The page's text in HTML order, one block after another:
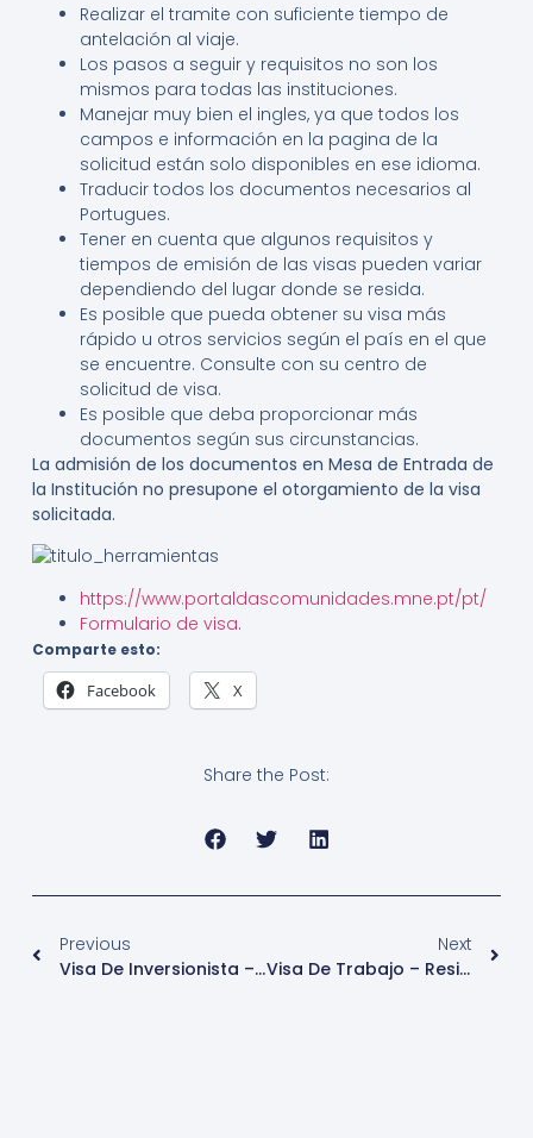
Realizar el tramite con suficiente tiempo de
antelación al viaje.
Los pasos a seguir y requisitos no son los
mismos para todas las instituciones.
Manejar muy bien el ingles, ya que todos los
campos e información en la pagina de la
solicitud están solo disponibles en ese idioma.
Traducir todos los documentos necesarios al
Portugues.
Tener en cuenta que algunos requisitos y
tiempos de emisión de las visas pueden variar
dependiendo del lugar donde se resida.
Es posible que pueda obtener su visa más
rápido u otros servicios según el país en el que
se encuentre. Consulte con su centro de
solicitud de visa.
Es posible que deba proporcionar más
documentos según sus circunstancias.
La admisión de los documentos en Mesa de Entrada de
la Institución no presupone el otorgamiento de la visa
solicitada.
https://www.portaldascomunidades.mne.pt/pt/
Formulario de visa.
Comparte esto:
Facebook X
Share the Post:
Previous
Visa De Inversionista – Residencia (Empresarios) – Portugal
Next
Visa De Trabajo – Residencia (Trabajo Por Cuenta Propia) – Portugal